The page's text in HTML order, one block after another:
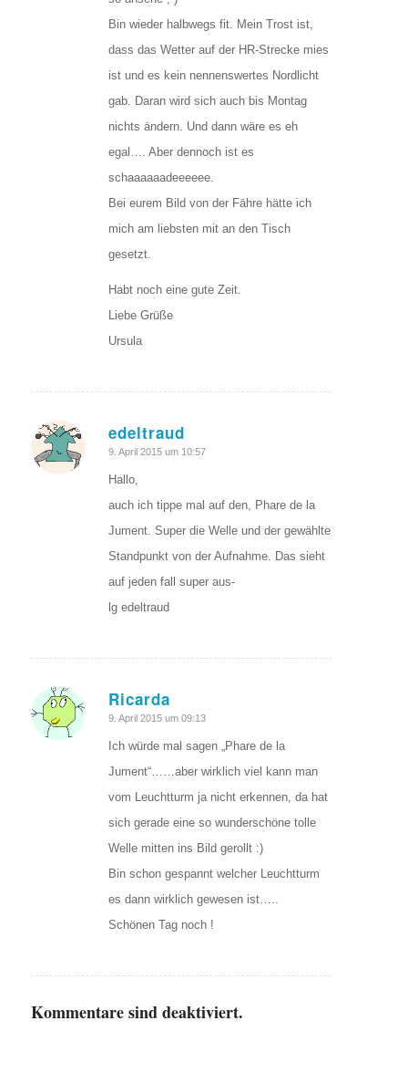
Bin wieder halbwegs fit. Mein Trost ist,
dass das Wetter auf der HR-Strecke mies
ist und es kein nennenswertes Nordlicht
gab. Daran wird sich auch bis Montag
nichts ändern. Und dann wäre es eh
egal…. Aber dennoch ist es
schaaaaaadeeeeee.
Bei eurem Bild von der Fähre hätte ich
mich am liebsten mit an den Tisch
gesetzt.
Habt noch eine gute Zeit.
Liebe Grüße
Ursula
edeltraud
sagte:
9. April 2015 um 10:57
Hallo,
auch ich tippe mal auf den, Phare de la
Jument. Super die Welle und der gewählte
Standpunkt von der Aufnahme. Das sieht
auf jeden fall super aus-
lg edeltraud
Ricarda
sagte:
9. April 2015 um 09:13
Ich würde mal sagen „Phare de la
Jument“……aber wirklich viel kann man
vom Leuchtturm ja nicht erkennen, da hat
sich gerade eine so wunderschöne tolle
Welle mitten ins Bild gerollt :)
Bin schon gespannt welcher Leuchtturm
es dann wirklich gewesen ist…..
Schönen Tag noch !
Kommentare sind deaktiviert.